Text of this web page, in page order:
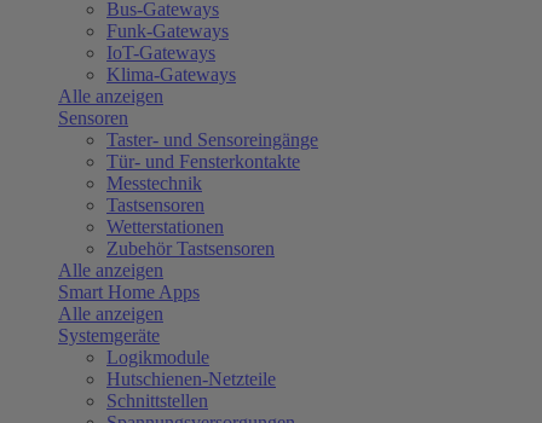
Bus-Gateways
Funk-Gateways
IoT-Gateways
Klima-Gateways
Alle anzeigen
Sensoren
Taster- und Sensoreingänge
Tür- und Fensterkontakte
Messtechnik
Tastsensoren
Wetterstationen
Zubehör Tastsensoren
Alle anzeigen
Smart Home Apps
Alle anzeigen
Systemgeräte
Logikmodule
Hutschienen-Netzteile
Schnittstellen